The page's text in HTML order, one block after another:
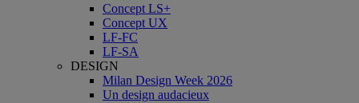
Concept LS+
Concept UX
LF-FC
LF-SA
DESIGN
Milan Design Week 2026
Un design audacieux